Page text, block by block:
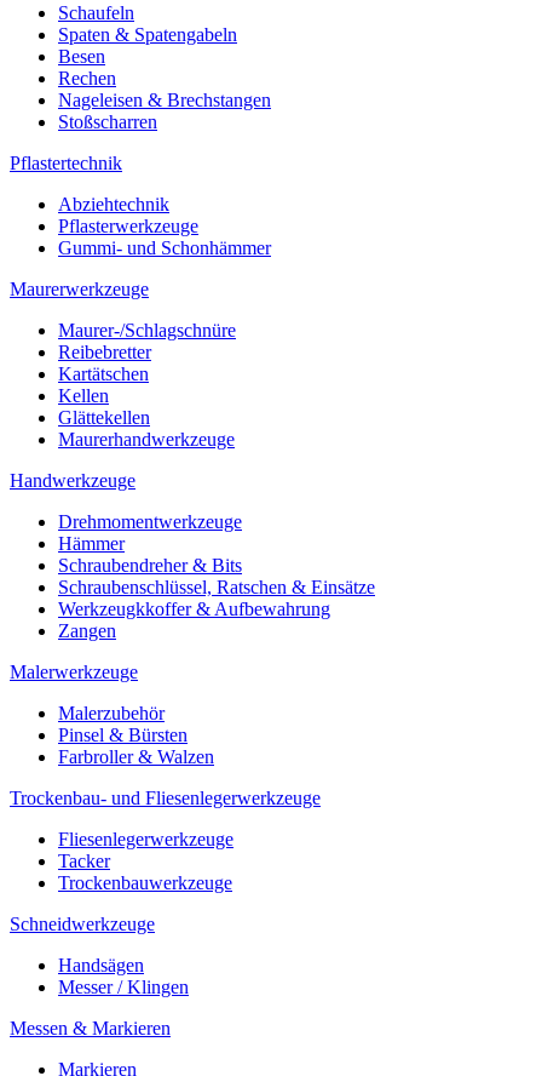
Schaufeln
Spaten & Spatengabeln
Besen
Rechen
Nageleisen & Brechstangen
Stoßscharren
Pflastertechnik
Abziehtechnik
Pflasterwerkzeuge
Gummi- und Schonhämmer
Maurerwerkzeuge
Maurer-/Schlagschnüre
Reibebretter
Kartätschen
Kellen
Glättekellen
Maurerhandwerkzeuge
Handwerkzeuge
Drehmomentwerkzeuge
Hämmer
Schraubendreher & Bits
Schraubenschlüssel, Ratschen & Einsätze
Werkzeugkkoffer & Aufbewahrung
Zangen
Malerwerkzeuge
Malerzubehör
Pinsel & Bürsten
Farbroller & Walzen
Trockenbau- und Fliesenlegerwerkzeuge
Fliesenlegerwerkzeuge
Tacker
Trockenbauwerkzeuge
Schneidwerkzeuge
Handsägen
Messer / Klingen
Messen & Markieren
Markieren